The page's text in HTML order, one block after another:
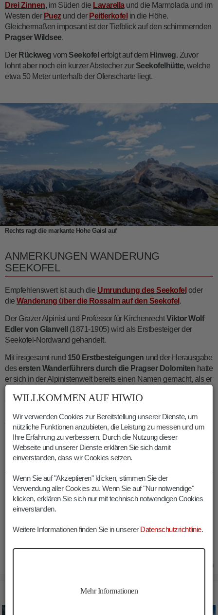
Drei Zinnen, im Süden die Lavarellaund die Marmolada und im
Westen der Puezund der Peitlerkofel in die Höhe.
Gleichermaßen imposant ist der Tiefblick auf den schimmernden
Pragser Wildsee.
Der Rückweg vomSeekofel erfolgt auf dem Hinweg. Zuvor
lohnt aber noch ein kurzer Abstecher zurSeekofelhütte, welche
etwa 50 Meter unterhalb der Ofenscharte liegt.
Rechts ragt die markante Hohe Gaisl auf
ANMERKUNGEN WANDERUNG
SEEKOFEL
Empfehlenswert ist auch die Umrundung des Seekofel oder
die Wanderung über die Rossalm auf den Seekofel .
Der Grazer Alpinist und Professor für KirchenrechtViktor Wolf
Edler von Glanvell
(1871-1905) wird als Erstbesteiger der
Seekofel-Nordwand gehandelt.
Mit insgesamt rund 150 Erstbesteigungen und der Herausgabe
desersten Wanderführers durch die Pragser Dolomiten hatte
er sich in der Alpinistenwelt bereits einen Namen gemacht, als er
den Tod stürzte.
Auf seinen Wunsch hin wurde er auf dem Friedhof des
beschaulichenSt. Veitim Pragser Tal beigesetzt. Sein Grab ist
übrigens derSeekofel-Nordwandzugewandt.
INFOS SEEKOFEL WANDERUNG
Dauer:
08:00 h
Länge:
16.5 km
Höhenmeter:
BILDER SEEKOFEL WANDERUNG
WILLKOMMEN AUF HIWIO
Wir verwenden Cookies zur Bereitstellung unserer Dienste, um
nützliche Funktionen anzubieten, die Leistung zu messen und um
Ihre Erfahrung zu verbessern. Durch die Nutzung dieser
Webseite und unserer Dienste erklären Sie sich damit
einverstanden, dass wir Cookies setzen.
Wenn Sie auf "Akzeptieren" klicken, stimmen Sie der
Verwendung aller Cookies zu. Wenn Sie auf "Nur notwendige"
klicken, erklären Sie sich nur mit technisch notwendigen Cookies
einverstanden.
Weitere Informationen finden Sie in unserer Datenschutzrichtlinie.
Mehr Informationen